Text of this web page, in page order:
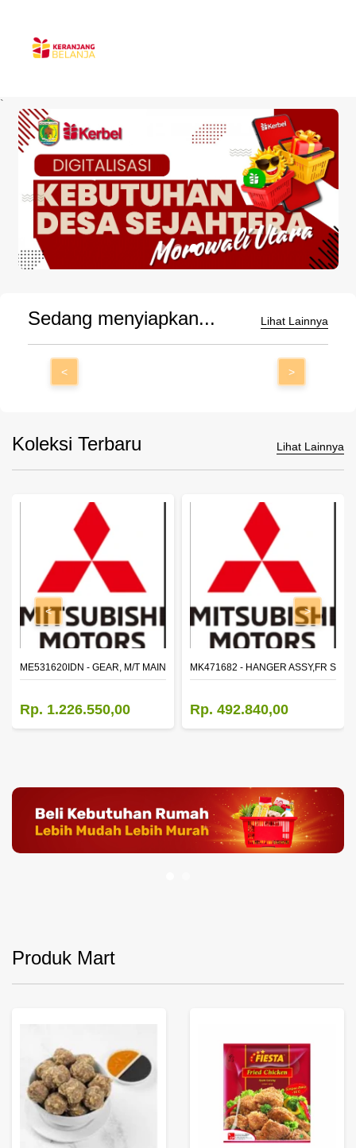
`
Sedang menyiapkan... Lihat Lainnya
< >
Koleksi Terbaru Lihat Lainnya
2ND SPEED (M035S5)
ME531620IDN - GEAR, M/T MAIN SHAFT REVERSE
Rp. 1.226.550,00
MK471682 - HANGER ASSY,FR
Rp. 492.840,00
< >
Produk Mart